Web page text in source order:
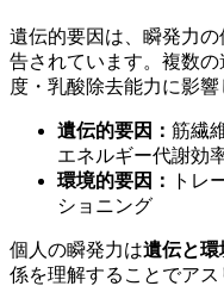
遺伝的要因は、瞬発力
告されています。複数
度・乳酸除去能力に影響
遺伝的要因： 筋繊
エネルギー代謝効
環境的要因：
トレ
ショニング
個人の瞬発力は遺伝と環
係を理解することでア